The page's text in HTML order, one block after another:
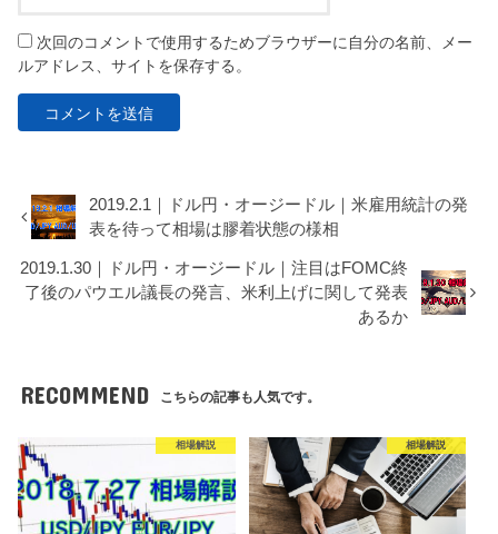
次回のコメントで使用するためブラウザーに自分の名前、メー
ルアドレス、サイトを保存する。
2019.2.1｜ドル円・オージードル｜米雇用統計の発
表を待って相場は膠着状態の様相
2019.1.30｜ドル円・オージードル｜注目はFOMC終
了後のパウエル議長の発言、米利上げに関して発表
あるか
RECOMMEND こちらの記事も人気です。
相場解説 相場解説